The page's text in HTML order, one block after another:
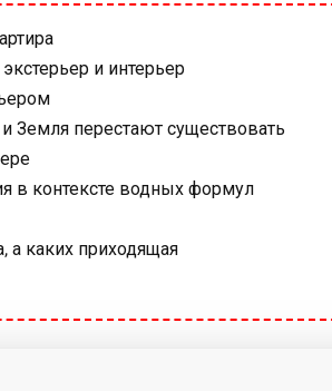
и интерьер
Земля перестают существовать
в контексте водных формул
а каких приходящая